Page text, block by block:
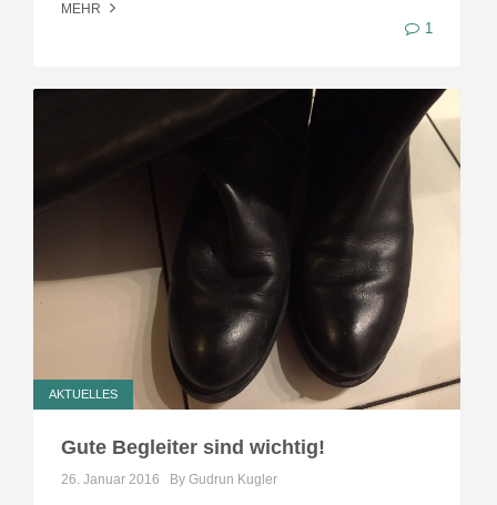
MEHR
1
AKTUELLES
Gute Begleiter sind wichtig!
26. Januar 2016 By Gudrun Kugler